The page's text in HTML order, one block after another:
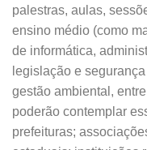
palestras, aulas,
ensino médio (como
de informática,
legislação e
gestão ambiental,
poderão contemplar
prefeituras;